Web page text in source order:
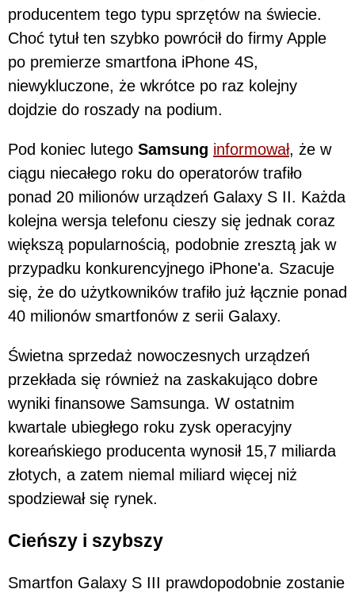
producentem tego typu sprzętów na świecie.
Choć tytuł ten szybko powrócił do firmy Apple
po premierze smartfona iPhone 4S,
niewykluczone, że wkrótce po raz kolejny
dojdzie do roszady na podium.
Pod koniec lutego Samsung informował, że w
ciągu niecałego roku do operatorów trafiło
ponad 20 milionów urządzeń Galaxy S II. Każda
kolejna wersja telefonu cieszy się jednak coraz
większą popularnością, podobnie zresztą jak w
przypadku konkurencyjnego iPhone'a. Szacuje
się, że do użytkowników trafiło już łącznie ponad
40 milionów smartfonów z serii Galaxy.
Świetna sprzedaż nowoczesnych urządzeń
przekłada się również na zaskakująco dobre
wyniki finansowe Samsunga. W ostatnim
kwartale ubiegłego roku zysk operacyjny
koreańskiego producenta wynosił 15,7 miliarda
złotych, a zatem niemal miliard więcej niż
spodziewał się rynek.
Cieńszy i szybszy
Smartfon Galaxy S III prawdopodobnie zostanie